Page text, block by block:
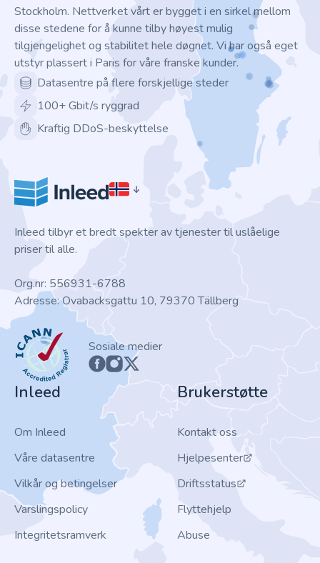
Stockholm. Nettverket vårt er bygget i en sirkel mellom
disse stedene for å kunne tilby høyest mulig
tilgjengelighet og stabilitet hele døgnet. Vi har også eget
utstyr plassert i Paris for våre franske kunder.
Datasentre på flere forskjellige steder
100+ Gbit/s ryggrad
Kraftig DDoS-beskyttelse
Inleed tilbyr et bredt spekter av tjenester til uslåelige
priser til alle.
Org.nr: 556931-6788
Adresse: Ovabacksgattu 10, 79370 Tällberg
ICANN
Sosiale medier
Inleed
Om Inleed
Våre datasentre
Vilkår og betingelser
Varslingspolicy
Integritetsramverk
Brukerstøtte
Kontakt oss
Hjelpesenter
Driftsstatus
Flyttehjelp
Abuse